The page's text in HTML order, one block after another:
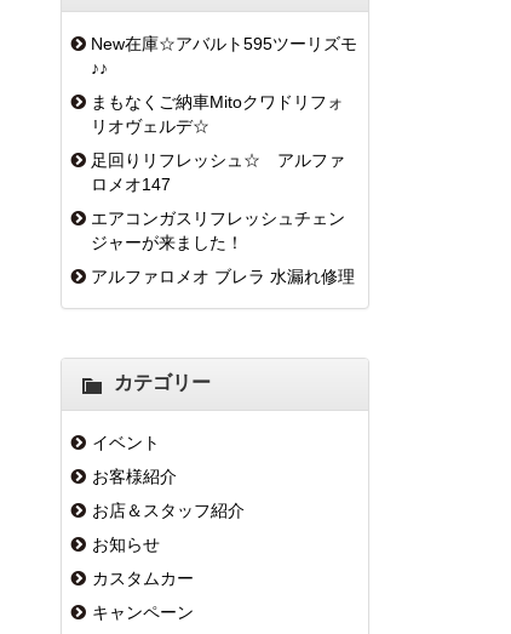
New在庫☆アバルト595ツーリズモ
♪♪
まもなくご納車Mitoクワドリフォ
リオヴェルデ☆
足回りリフレッシュ☆ アルファ
ロメオ147
エアコンガスリフレッシュチェン
ジャーが来ました！
アルファロメオ ブレラ 水漏れ修理
カテゴリー
イベント
お客様紹介
お店＆スタッフ紹介
お知らせ
カスタムカー
キャンペーン